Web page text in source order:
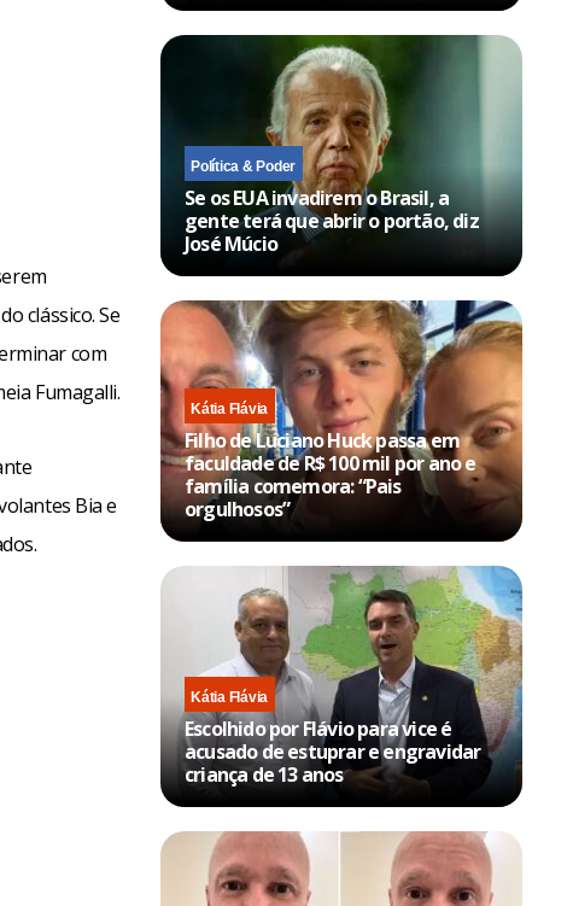
clássico. Se
com
Fumagalli.
Bia e
Política & Poder
Se os EUA invadirem o Brasil, a
gente terá que abrir o portão, diz
José Múcio
Kátia Flávia
Filho de Luciano Huck passa em
faculdade de R$ 100 mil por ano e
família comemora: “Pais
orgulhosos”
Kátia Flávia
Escolhido por Flávio para vice é
acusado de estuprar e engravidar
criança de 13 anos